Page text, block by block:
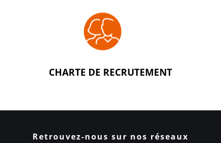
CHARTE DE RECRUTEMENT
Retrouvez-nous sur nos réseaux